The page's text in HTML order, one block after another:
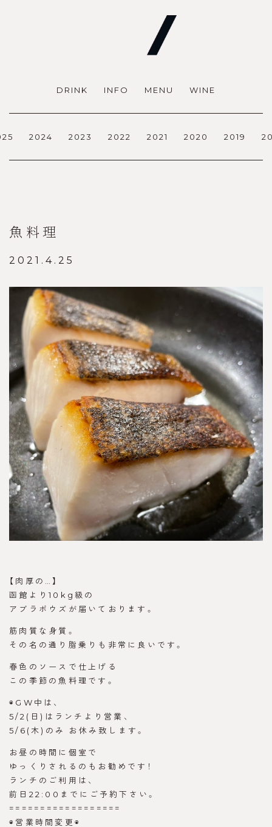
DRINK INFO MENU WINE
2024 2023 2022 2021 2020 2019
魚料理
2021.4.25
【肉厚の…】
函館より10kg級の
アブラボウズが届いております。
筋肉質な身質。
その名の通り脂乗りも非常に良いです。
春色のソースで仕上げる
この季節の魚料理です。
◉GW中は、
5/2(日)はランチより営業、
5/6(木)のみ お休み致します。
お昼の時間に個室で
ゆっくりされるのもお勧めです！
ランチのご利用は、
前日22:00までにご予約下さい。
==================
◉営業時間変更◉